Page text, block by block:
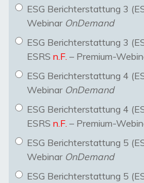
ESG Berichterstattung 3
Webinar OnDemand
ESG Berichterstattung 3
ESRS n.F. – Premium-
ESG Berichterstattung 4
Webinar OnDemand
ESG Berichterstattung 4
ESRS n.F. – Premium-
ESG Berichterstattung 5
Webinar OnDemand
ESG Berichterstattung 5